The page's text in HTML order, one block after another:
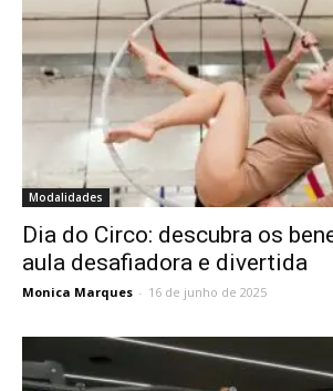
Modalidades
Dia do Circo: descubra os
aula desafiadora e divertida
Monica Marques - 16 de junho de 2025